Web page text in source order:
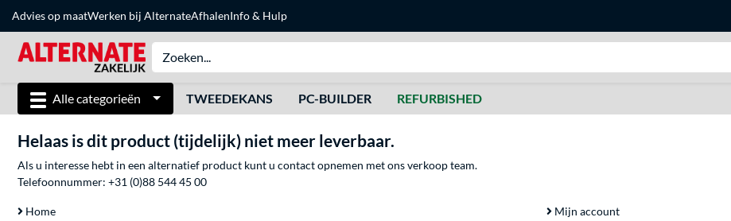
Advies op maatWerken bij AlternateAfhalenInfo & Hulp
Alle categorieën TWEEDEKANS PC-BUILDER REFURBISHED
Helaas is dit product (tijdelijk) niet meer leverbaar.
Als u interesse hebt in een alternatief product kunt u contact opnemen met ons verkoop team.
Telefoonnummer: +31 (0)88 544 45 00
Home Mijn account